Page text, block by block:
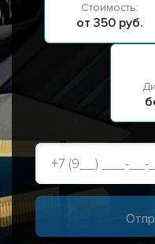
Стоимость:
от 350 руб.